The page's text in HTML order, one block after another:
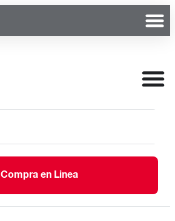
Compra en Linea